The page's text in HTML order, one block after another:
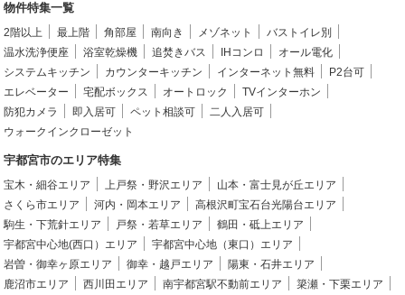
物件特集一覧
2階以上 最上階 角部屋 南向き メゾネット
バストイレ別
温水洗浄便座
浴室乾燥機 追焚きバス IHコンロ
オール電化
システムキッチン
カウンターキッチン インターネット無料
P2台可
エレベーター
宅配ボックス オートロック
TVインターホン
防犯カメラ
即入居可 ペット相談可
二人入居可
ウォークインクローゼット
宇都宮市のエリア特集
宝木・細谷エリア 上戸祭・野沢エリア
山本・富士見が丘エリア
さくら市エリア
河内・岡本エリア
高根沢町宝石台光陽台エリア
駒生・下荒針エリア
戸祭・若草エリア
鶴田・砥上エリア
宇都宮中心地(西口）エリア
宇都宮中心地（東口）エリア
岩曽・御幸ヶ原エリア
御幸・越戸エリア
陽東・石井エリア
鹿沼市エリア
西川田エリア 南宇都宮駅不動前エリア
簗瀬・下栗エリア